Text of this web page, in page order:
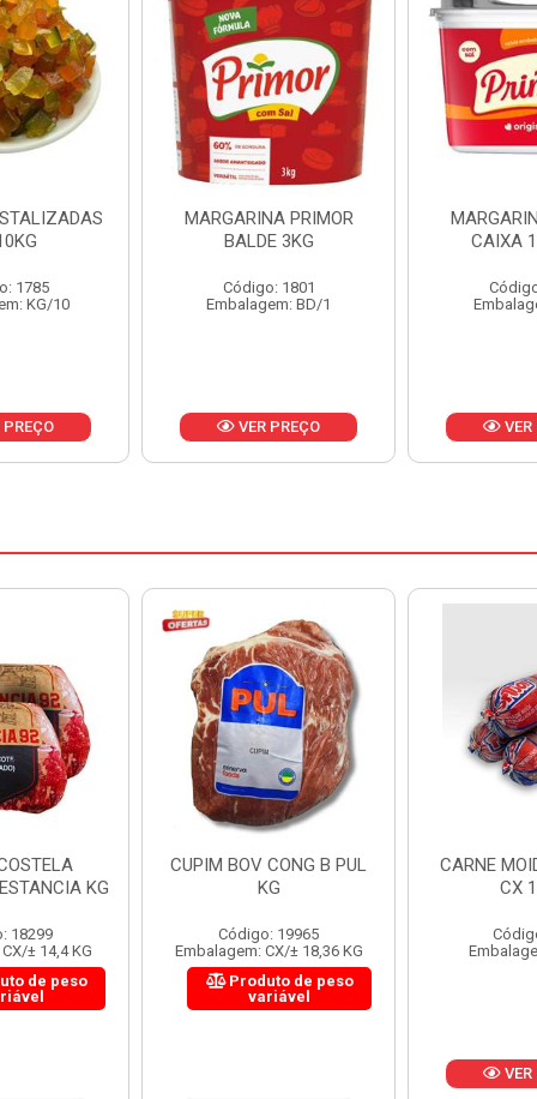
PRIMOR
3KG
1801
BD/1
PREÇO
MARGARINA PRIMOR
CAIXA 12X500G
Código: 1797
Embalagem: CX/1
VER PREÇO VER
B PUL
19965
± 18,36 KG
de peso
CARNE MOIDA FORTBOI
CX 10KG
Código: 200
Embalagem: KG/10
LOMBINHO
Embalagem: